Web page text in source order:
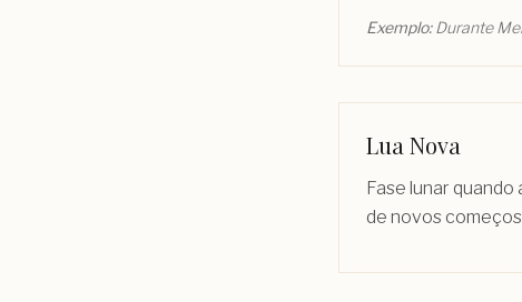
Exemplo: Durante
Lua Nova
Fase lunar
de novos